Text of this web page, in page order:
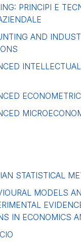
PRINCIPI E
AND
STATISTICAL
MODELS
IN ECONOMICS